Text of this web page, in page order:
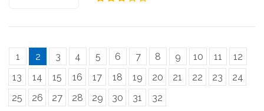
1 2 3 4 5 6 7 8 9 10 11
12
13
14 15 16 17 18 19 20 21 22 23
24
25
26 27 28 29 30 31 32